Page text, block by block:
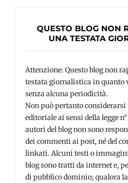
QUESTO BLOG NON
UNA TESTATA
Attenzione: Questo blog non
testata giornalistica in quanto
senza alcuna periodicità.
Non può pertanto
editoriale ai sensi della legge n°
autori del blog non sono
dei commenti ai post, né del
linkati. Alcuni testi o
blog sono tratti da internet e,
di pubblico dominio; qualora